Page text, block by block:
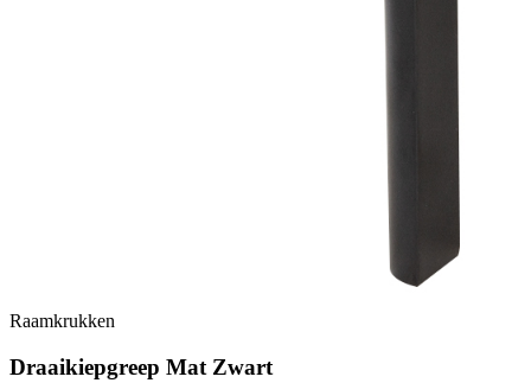
Raamkrukken
Draaikiepgreep Mat Zwart